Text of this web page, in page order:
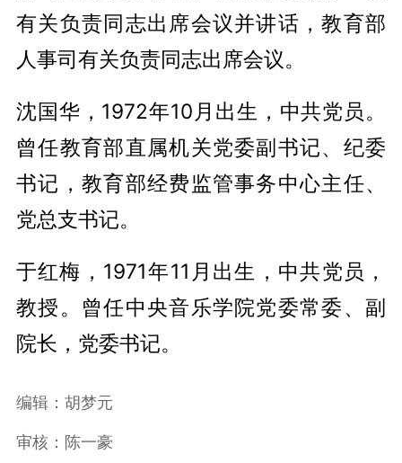
有关负责同志出席会议并讲话，教育部
人事司有关负责同志出席会议。
沈国华，1972年10月出生，中共党员。
曾任教育部直属机关党委副书记、纪委
书记，教育部经费监管事务中心主任、
党总支书记。
于红梅，1971年11月出生，中共党员，
教授。曾任中央音乐学院党委常委、副
院长，党委书记。
编辑：胡梦元
审核：陈一豪